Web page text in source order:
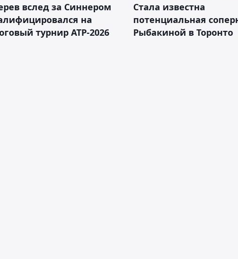
вслед за Синнером
на
турнир ATP-2026
Cтала известна
потенциальная
Рыбакиной в Торонто